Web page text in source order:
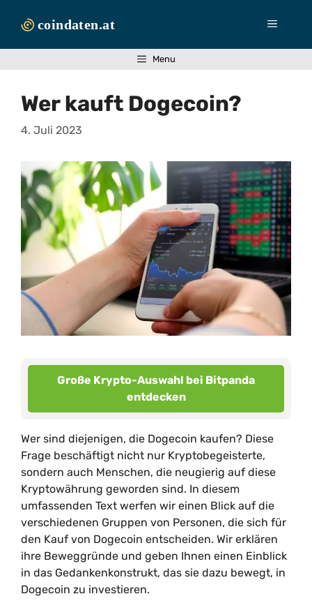
Inhalt
Menü
Menu
Wer kauft Dogecoin?
4. Juli 2023
Große Krypto-Auswahl bei Bitpanda
entdecken
Wer sind diejenigen, die Dogecoin kaufen? Diese
Frage beschäftigt nicht nur Kryptobegeisterte,
sondern auch Menschen, die neugierig auf diese
Kryptowährung geworden sind. In diesem
umfassenden Text werfen wir einen Blick auf die
verschiedenen Gruppen von Personen, die sich für
den Kauf von Dogecoin entscheiden. Wir erklären
ihre Beweggründe und geben Ihnen einen Einblick
in das Gedankenkonstrukt, das sie dazu bewegt, in
Dogecoin zu investieren.